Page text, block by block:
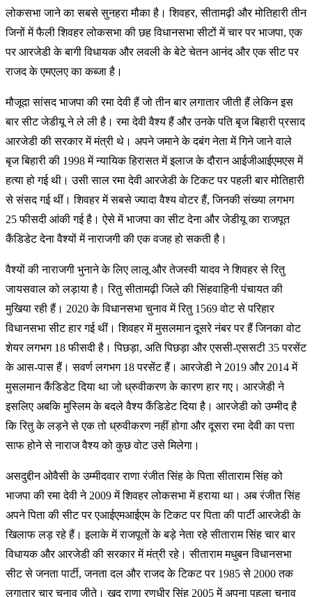
लोकसभा जाने का सबसे सुनहरा मौका है। शिवहर, सीतामढ़ी और मोतिहारी तीन
जिनों में फैली शिवहर लोकसभा की छह विधानसभा सीटों में चार पर भाजपा, एक
पर आरजेडी के बागी विधायक और लवली के बेटे चेतन आनंद और एक सीट पर
राजद के एमएलए का कब्जा है।
मौजूदा सांसद भाजपा की रमा देवी हैं जो तीन बार लगातार जीती हैं लेकिन इस
बार सीट जेडीयू ने ले ली है। रमा देवी वैश्य हैं और उनके पति बृज बिहारी प्रसाद
आरजेडी की सरकार में मंत्री थे। अपने जमाने के दबंग नेता में गिने जाने वाले
बृज बिहारी की 1998 में न्यायिक हिरासत में इलाज के दौरान आईजीआईएमएस में
हत्या हो गई थी। उसी साल रमा देवी आरजेडी के टिकट पर पहली बार मोतिहारी
से संसद गई थीं। शिवहर में सबसे ज्यादा वैश्य वोटर हैं, जिनकी संख्या लगभग
25 फीसदी आंकी गई है। ऐसे में भाजपा का सीट देना और जेडीयू का राजपूत
कैंडिडेट देना वैश्यों में नाराजगी की एक वजह हो सकती है।
वैश्यों की नाराजगी भुनाने के लिए लालू और तेजस्वी यादव ने शिवहर से रितु
जायसवाल को लड़ाया है। रितु सीतामढ़ी जिले की सिंहवाहिनी पंचायत की
मुखिया रही हैं। 2020 के विधानसभा चुनाव में रितु 1569 वोट से परिहार
विधानसभा सीट हार गई थीं। शिवहर में मुसलमान दूसरे नंबर पर हैं जिनका वोट
शेयर लगभग 18 फीसदी है। पिछड़ा, अति पिछड़ा और एससी-एससटी 35 परसेंट
के आस-पास हैं। सवर्ण लगभग 18 परसेंट हैं। आरजेडी ने 2019 और 2014 में
मुसलमान कैंडिडेट दिया था जो ध्रुवीकरण के कारण हार गए। आरजेडी ने
इसलिए अबकि मुस्लिम के बदले वैश्य कैंडिडेट दिया है। आरजेडी को उम्मीद है
कि रितु के लड़ने से एक तो ध्रुवीकरण नहीं होगा और दूसरा रमा देवी का पत्ता
साफ होने से नाराज वैश्य को कुछ वोट उसे मिलेगा।
असदुद्दीन ओवैसी के उम्मीदवार राणा रंजीत सिंह के पिता सीताराम सिंह को
भाजपा की रमा देवी ने 2009 में शिवहर लोकसभा में हराया था। अब रंजीत सिंह
अपने पिता की सीट पर एआईएमआईएम के टिकट पर पिता की पार्टी आरजेडी के
खिलाफ लड़ रहे हैं। इलाके में राजपूतों के बड़े नेता रहे सीताराम सिंह चार बार
विधायक और आरजेडी की सरकार में मंत्री रहे। सीताराम मधुबन विधानसभा
सीट से जनता पार्टी, जनता दल और राजद के टिकट पर 1985 से 2000 तक
लगातार चार चुनाव जीते। खुद राणा रणधीर सिंह 2005 में अपना पहला चुनाव